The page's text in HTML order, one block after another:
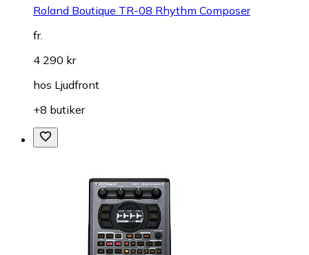
Roland Boutique TR-08 Rhythm Composer
fr.
4 290 kr
hos Ljudfront
+8 butiker